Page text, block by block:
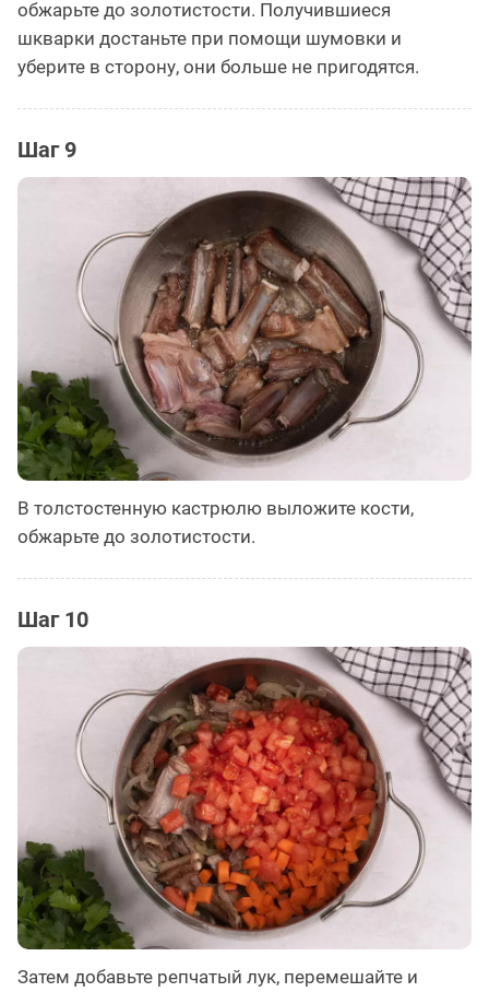
обжарьте до золотистости. Получившиеся
шкварки достаньте при помощи шумовки и
уберите в сторону, они больше не пригодятся.
Шаг 9
В толстостенную кастрюлю выложите кости,
обжарьте до золотистости.
Шаг 10
Затем добавьте репчатый лук, перемешайте и